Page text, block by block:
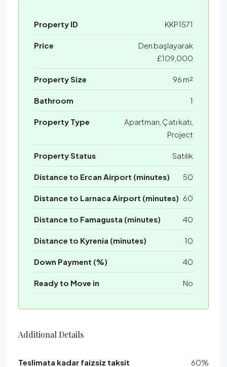
Property ID KKP1571
Price
Den başlayarak
£109,000
Property Size 96 m²
Bathroom 1
Property Type
Apartman, Çatı katı,
Project
Property Status Satılık
Distance to Ercan Airport (minutes) 50
Distance to Larnaca Airport (minutes) 60
Distance to Famagusta (minutes) 40
Distance to Kyrenia (minutes) 10
Down Payment (%) 40
Ready to Move in No
Additional Details
Teslimata kadar faizsiz taksit 60%